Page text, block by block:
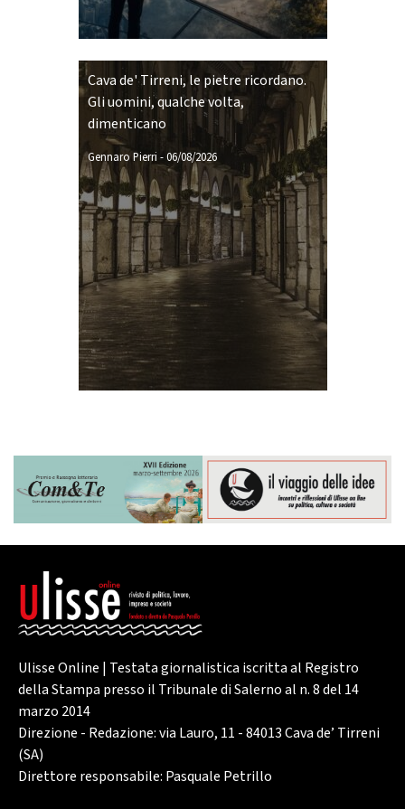
Cava de' Tirreni, le pietre ricordano.
Gli uomini, qualche volta,
dimenticano
Gennaro Pierri -06/08/2026
Ulisse Online | Testata giornalistica iscritta al Registro
della Stampa presso il Tribunale di Salerno al n. 8 del 14
marzo 2014
Direzione - Redazione: via Lauro, 11 - 84013 Cava de’ Tirreni
(SA)
Direttore responsabile: Pasquale Petrillo